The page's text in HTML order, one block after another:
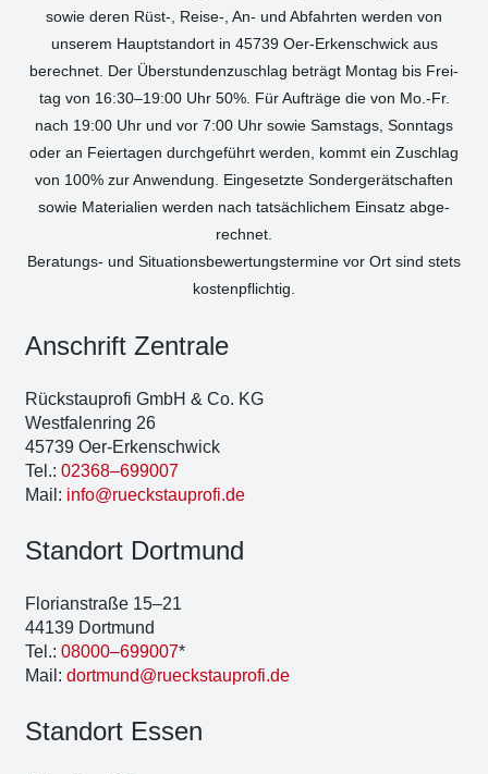
sowie deren Rüst‑, Reise‑, An- und Abfahr­ten wer­den von
unse­rem Haupt­stand­ort in 45739 Oer-Erken­sch­wick aus
berech­net. Der Über­stun­den­zu­schlag beträgt Mon­tag bis Frei­
tag von 16:30–19:00 Uhr 50%. Für Auf­trä­ge die von Mo.-Fr.
nach 19:00 Uhr und vor 7:00 Uhr sowie Sams­tags, Sonn­tags
oder an Fei­er­ta­gen durch­ge­führt wer­den, kommt ein Zuschlag
von 100% zur Anwen­dung. Ein­ge­setz­te Son­der­ge­rät­schaf­ten
sowie Mate­ria­li­en wer­den nach tat­säch­li­chem Ein­satz abge­
rech­net.
Bera­tungs- und Situa­ti­ons­be­wer­tungs­ter­mi­ne vor Ort sind stets
kos­ten­pflich­tig.
Anschrift Zen­tra­le
Rück­stau­pro­fi GmbH & Co. KG
West­fa­len­ring 26
45739 Oer-Erken­sch­wick
Tel.: 02368–699007
Mail: info@rueckstauprofi.de
Stand­ort Dort­mund
Flo­ri­an­stra­ße 15–21
44139 Dort­mund
Tel.: 08000–699007*
Mail: dortmund@rueckstauprofi.de
Stand­ort Essen